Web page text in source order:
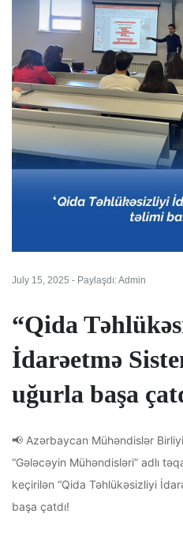
July 15, 2025 - Paylaşdı: Admin
“Qida
İdarəetmə
uğurla başa
📢 Azərbaycan Mühəndislər
“Gələcəyin Mühəndisləri” adlı
keçirilən “Qida Təhlükəsizliyi
başa çatdı!